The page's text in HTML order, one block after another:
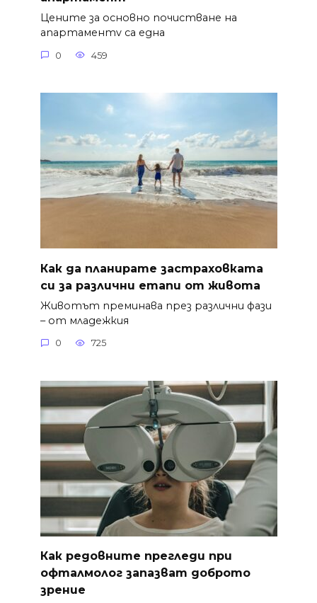
Цените за основно почистване на
апартаментv са една
0 459
Как да планирате застраховката
си за различни етапи от живота
Животът преминава през различни фази
– от младежкия
0 725
Как редовните прегледи при
офталмолог запазват доброто
зрение